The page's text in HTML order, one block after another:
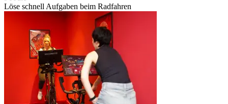
Löse schnell Aufgaben beim Radfahren